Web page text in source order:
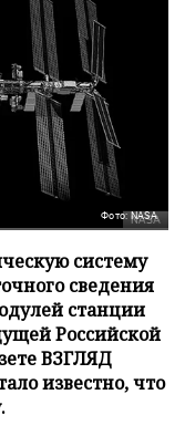
Фото: NASA
систему
сведения
станции
Российской
ВЗГЛЯД
известно, что